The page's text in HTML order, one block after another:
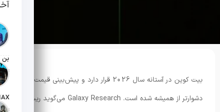
تاریخ
تاریخ
بیت کوین در آستانه سال 2026 قرار دارد و پیش‌بینی قیمت آن
دشوارتر از همیشه شده است. Galaxy Research می‌گوید ریسک